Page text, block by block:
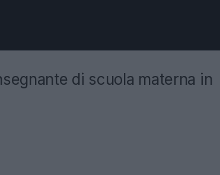
di scuola materna in